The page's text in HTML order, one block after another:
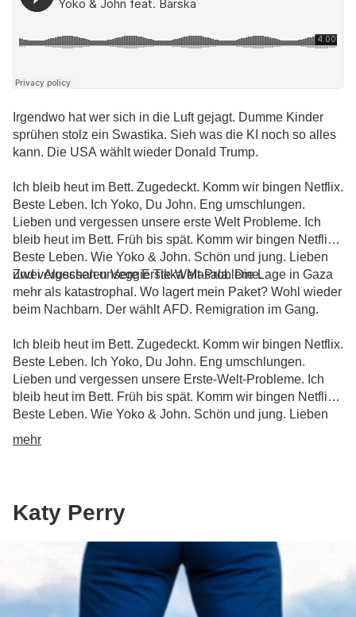
Irgendwo hat wer sich in die Luft gejagt. Dumme Kinder
sprühen stolz ein Swastika. Sieh was die KI noch so alles
kann. Die USA wählt wieder Donald Trump.
Ich bleib heut im Bett. Zugedeckt. Komm wir bingen Netflix.
Beste Leben. Ich Yoko, Du John. Eng umschlungen.
Lieben und vergessen unsere erste Welt Probleme. Ich
bleib heut im Bett. Früh bis spät. Komm wir bingen Netflix.
Beste Leben. Wie Yoko & John. Schön und jung. Lieben
und vergessen unsere Erste-Welt-Probleme.
Zwei Aluschalen Veggie Tikka Masala. Die Lage in Gaza
mehr als katastrophal. Wo lagert mein Paket? Wohl wieder
beim Nachbarn. Der wählt AFD. Remigration im Gang.
Ich bleib heut im Bett. Zugedeckt. Komm wir bingen Netflix.
Beste Leben. Ich Yoko, Du John. Eng umschlungen.
Lieben und vergessen unsere Erste-Welt-Probleme. Ich
bleib heut im Bett. Früh bis spät. Komm wir bingen Netflix.
Beste Leben. Wie Yoko & John. Schön und jung. Lieben
und vergessen unsere Erste-Welt-Probleme.
mehr
Katy Perry